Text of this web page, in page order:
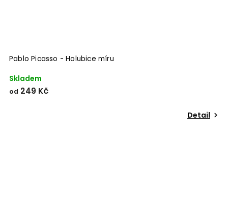
Pablo Picasso - Holubice míru
Skladem
od 249 Kč
Detail